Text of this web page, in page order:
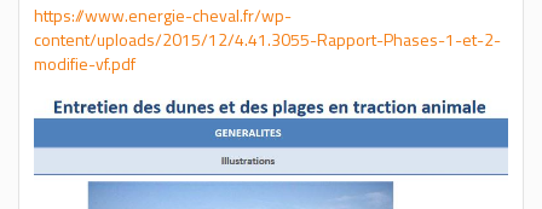
https://www.energie-cheval.fr/wp-
content/uploads/2015/12/4.41.3055-Rapport-Phases-1-et-2-
modifie-vf.pdf